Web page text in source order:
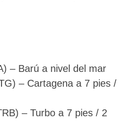
– Barú a nivel del mar
– Cartagena a 7 pies /
– Turbo a 7 pies / 2